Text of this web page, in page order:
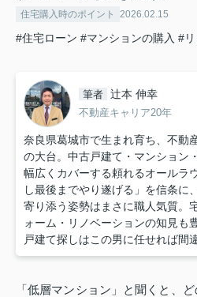
住宅購入時のポイント 2026.02.15
#住宅ローン #マンションの購入 #
筆者 辻本 伸幸
不動産キャリア20年
奈良県葛城市で生まれ育ち、不動
の大台。中古戸建て・マンション
幅広くカバーする頼れるオールラ
し最後までやり遂げる」を信条に
寄り添う姿勢はまさに職人気質。
ォーム・リノベーションの知見も
戸建て探しはこの男に任せれば間
「低層マンション」と聞くと、